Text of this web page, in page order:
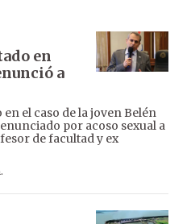
en
a
el caso de la joven Belén
por acoso sexual a
de facultad y ex